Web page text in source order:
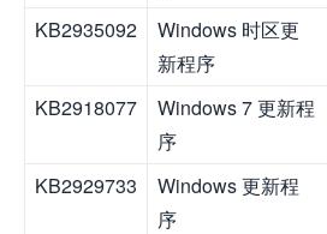
KB2935092
Windows 时区更
新程序
KB2918077
Windows 7 更新程
序
KB2929733
Windows 更新程
序